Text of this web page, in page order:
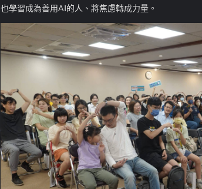
也學習成為善用AI的人、將焦慮轉成力量。